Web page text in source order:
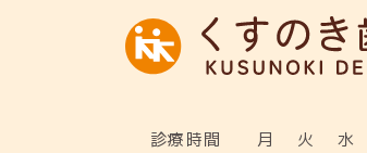
診療時間 月 火 水